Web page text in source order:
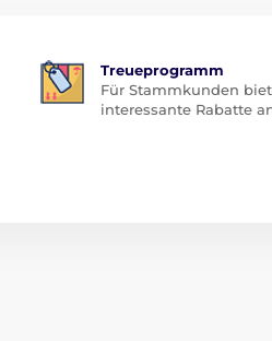
Treueprogramm
Für Stammkunden
interessante Rabatte